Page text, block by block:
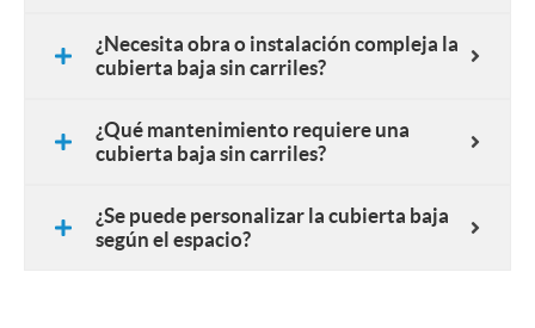
¿Necesita obra o instalación compleja la
cubierta baja sin carriles?
¿Qué mantenimiento requiere una
cubierta baja sin carriles?
¿Se puede personalizar la cubierta baja
según el espacio?